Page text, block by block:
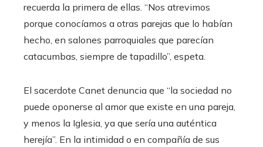
recuerda la primera de ellas. “Nos atrevimos
porque conocíamos a otras parejas que lo habían
hecho, en salones parroquiales que parecían
catacumbas, siempre de tapadillo”, espeta.
El sacerdote Canet denuncia que “la sociedad no
puede oponerse al amor que existe en una pareja,
y menos la Iglesia, ya que sería una auténtica
herejía”. En la intimidad o en compañía de sus